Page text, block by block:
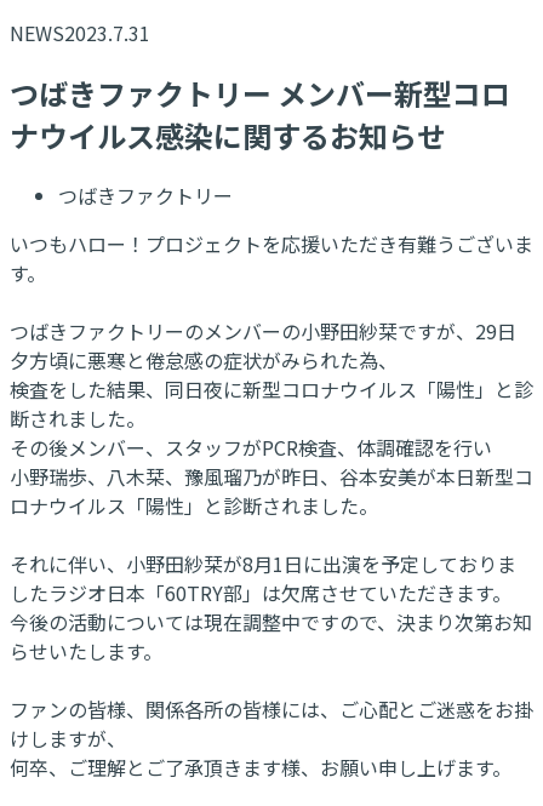
NEWS2023.7.31
つばきファクトリー メンバー新型コロ
ナウイルス感染に関するお知らせ
つばきファクトリー
いつもハロー！プロジェクトを応援いただき有難うございま
す。
つばきファクトリーのメンバーの小野田紗栞ですが、29日
夕方頃に悪寒と倦怠感の症状がみられた為、
検査をした結果、同日夜に新型コロナウイルス「陽性」と診
断されました。
その後メンバー、スタッフがPCR検査、体調確認を行い
小野瑞歩、八木栞、豫風瑠乃が昨日、谷本安美が本日新型コ
ロナウイルス「陽性」と診断されました。
それに伴い、小野田紗栞が8月1日に出演を予定しておりま
したラジオ日本「60TRY部」は欠席させていただきます。
今後の活動については現在調整中ですので、決まり次第お知
らせいたします。
ファンの皆様、関係各所の皆様には、ご心配とご迷惑をお掛
けしますが、
何卒、ご理解とご了承頂きます様、お願い申し上げます。